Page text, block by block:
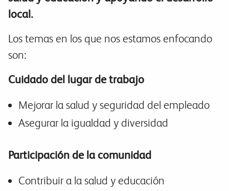
local.
Los temas en los que nos estamos enfocando
son:
Cuidado del lugar de trabajo
Mejorar la salud y seguridad del empleado
Asegurar la igualdad y diversidad
Participación de la comunidad
Contribuir a la salud y educación